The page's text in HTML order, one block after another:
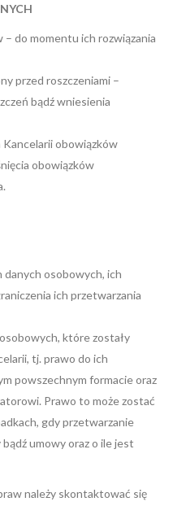
do momentu ich rozwiązania
przed roszczeniami –
bądź wniesienia
Kancelarii obowiązków
obowiązków
osobowych, ich
ich przetwarzania
które zostały
tj. prawo do ich
powszechnym formacie oraz
Prawo to może zostać
gdy przetwarzanie
umowy oraz o ile jest
należy skontaktować się